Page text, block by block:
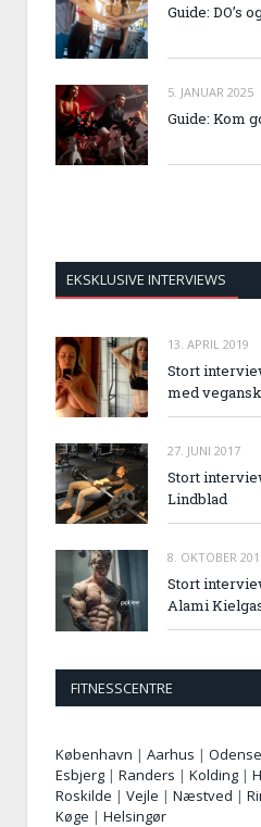
Guide: DO’s
5. JANUAR 2025
Guide: Kom
EKSKLUSIVE INTERVIEWS
13. APRIL 2019
Stort
med
27. JUNI 2017
Stort
Lindblad
8. OKTOBER
Stort
Alami
FITNESSCENTRE
København | Aarhus | Odense
Esbjerg | Randers | Kolding |
Roskilde | Vejle | Næstved |
Køge | Helsingør